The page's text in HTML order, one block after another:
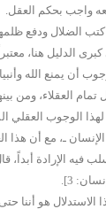
واجب بحكم العقل.
الضلال ودفع
الدليل هنا،
أن يمنع الله
العقلاء، ومن
لهذا الوجوب العقلي
ـ، مع أن هذا
فيه الإرادة أبداً،
3].
الاستدلال هو أننا